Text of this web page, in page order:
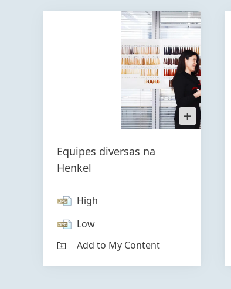
Open
Image
in
Equipes diversas na
Henkel
High
Low
Add to My Content